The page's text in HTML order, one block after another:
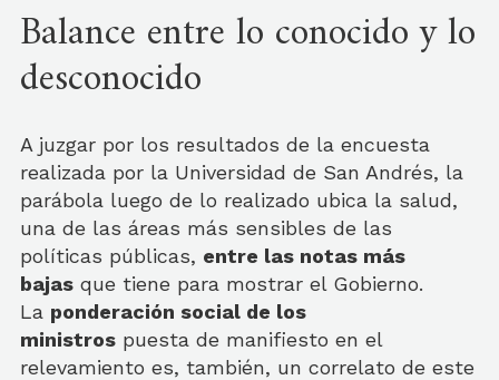
Balance entre lo conocido y lo
desconocido
A juzgar por los resultados de la encuesta
realizada por la Universidad de San Andrés, la
parábola luego de lo realizado ubica la salud,
una de las áreas más sensibles de las
políticas públicas, entre las notas más
bajas que tiene para mostrar el Gobierno.
La ponderación social de los
ministros puesta de manifiesto en el
relevamiento es, también, un correlato de este